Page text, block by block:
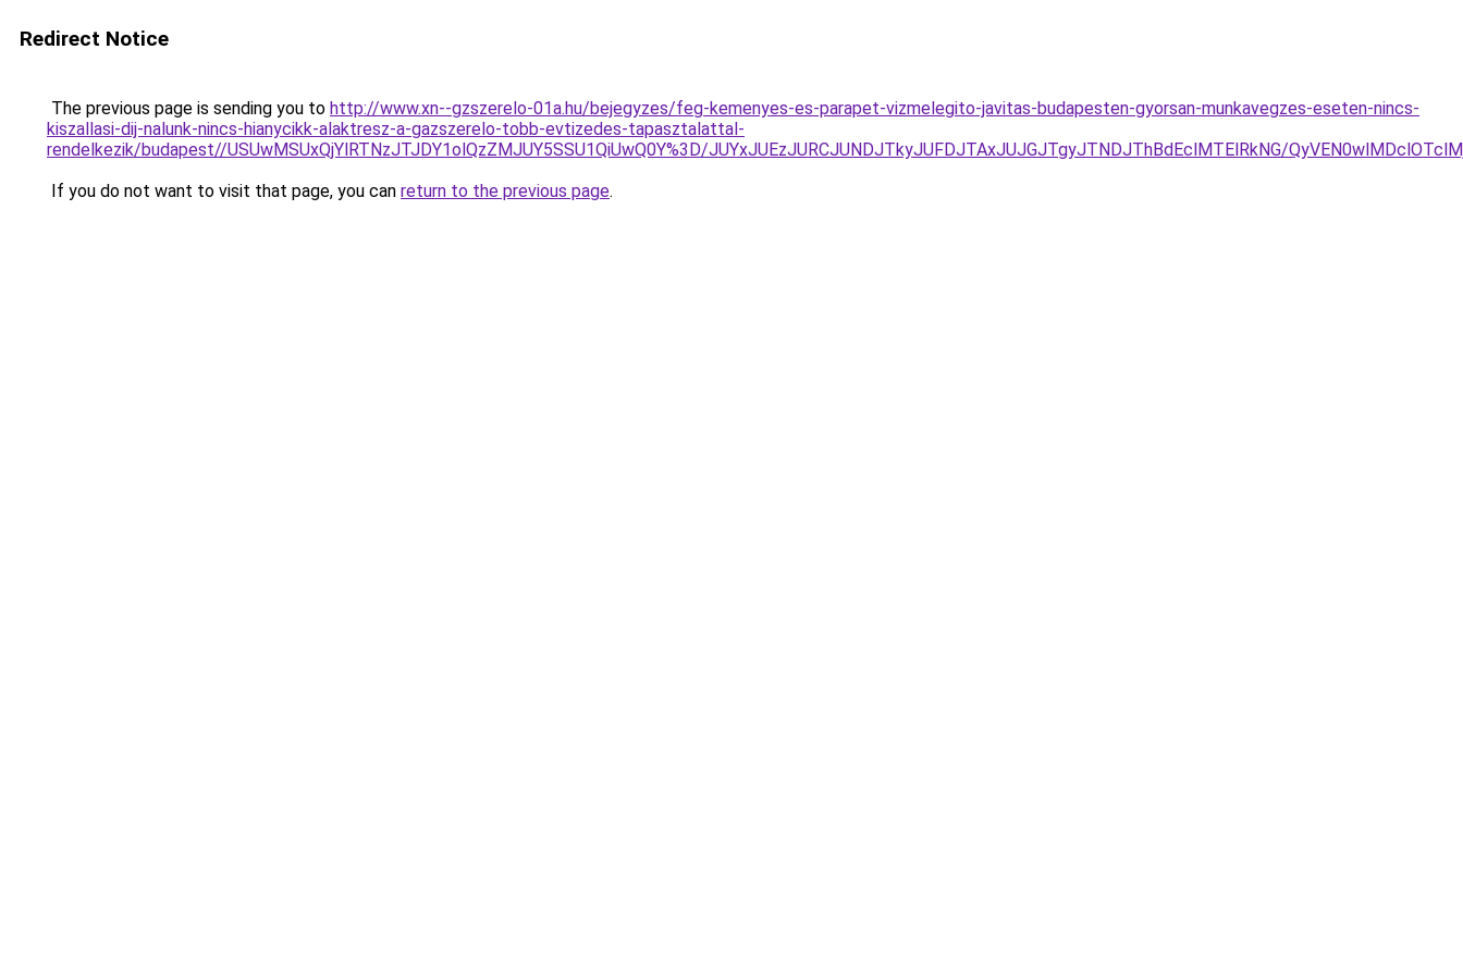
Redirect Notice
The previous page is sending you to http://www.xn--gzszerelo-01a.hu/bejegyzes/feg-kemenyes-es-parapet-vizmelegito-javitas-budapesten-gyorsan-munkavegzes-eseten-nincs-
kiszallasi-dij-nalunk-nincs-hianycikk-alaktresz-a-gazszerelo-tobb-evtizedes-tapasztalattal-
rendelkezik/budapest//USUwMSUxQjYlRTNzJTJDY1olQzZMJUY5SSU1QiUwQ0Y%3D/JUYxJUEzJURCJUNDJTkyJUFDJTAxJUJGJTgyJTNDJThBdEclMTElRkNG/
If you do not want to visit that page, you can return to the previous page.